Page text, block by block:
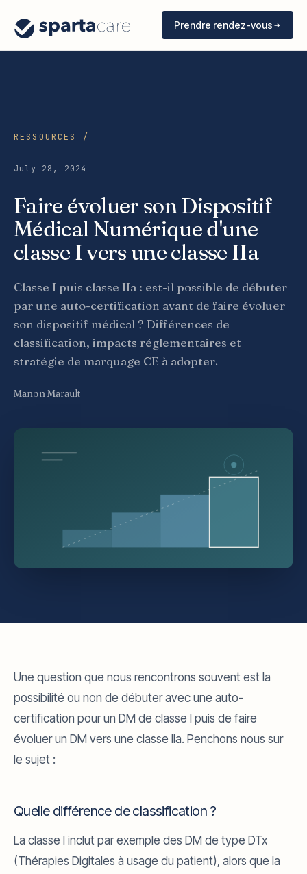
Prendre rendez-vous
RESSOURCES /
July 28, 2024
Faire évoluer son Dispositif
Médical Numérique d'une
classe I vers une classe IIa
Classe I puis classe IIa : est-il possible de débuter
par une auto-certification avant de faire évoluer
son dispositif médical ? Différences de
classification, impacts réglementaires et
stratégie de marquage CE à adopter.
Manon Marault
Une question que nous rencontrons souvent est la
possibilité ou non de débuter avec une auto-
certification pour un DM de classe I puis de faire
évoluer un DM vers une classe IIa. Penchons nous sur
le sujet :
Quelle différence de classification ?
La classe I inclut par exemple des DM de type DTx
(Thérapies Digitales à usage du patient), alors que la